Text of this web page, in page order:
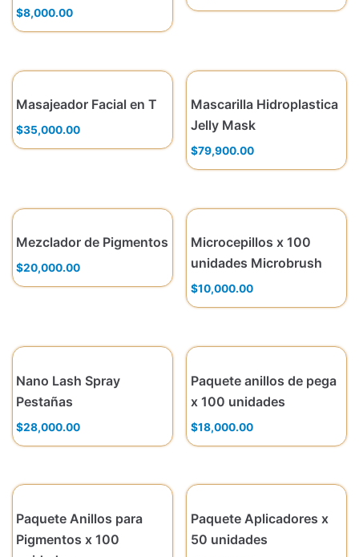
$8,000.00
Masajeador Facial en T
$35,000.00
Mascarilla Hidroplastica
Jelly Mask
$79,900.00
Mezclador de Pigmentos
$20,000.00
Microcepillos x 100
unidades Microbrush
$10,000.00
Nano Lash Spray
Pestañas
$28,000.00
Paquete anillos de pega
x 100 unidades
$18,000.00
Paquete Anillos para
Pigmentos x 100
Paquete Aplicadores x
50 unidades